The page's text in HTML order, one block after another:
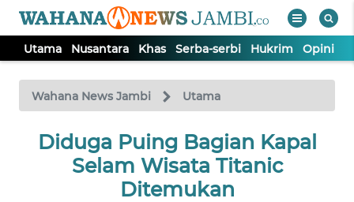
Utama Nusantara Khas Serba-serbi Hukrim Opini
Wahana News Jambi Utama
Diduga Puing Bagian Kapal
Selam Wisata Titanic
Ditemukan
TV
Tutup
UTAMA